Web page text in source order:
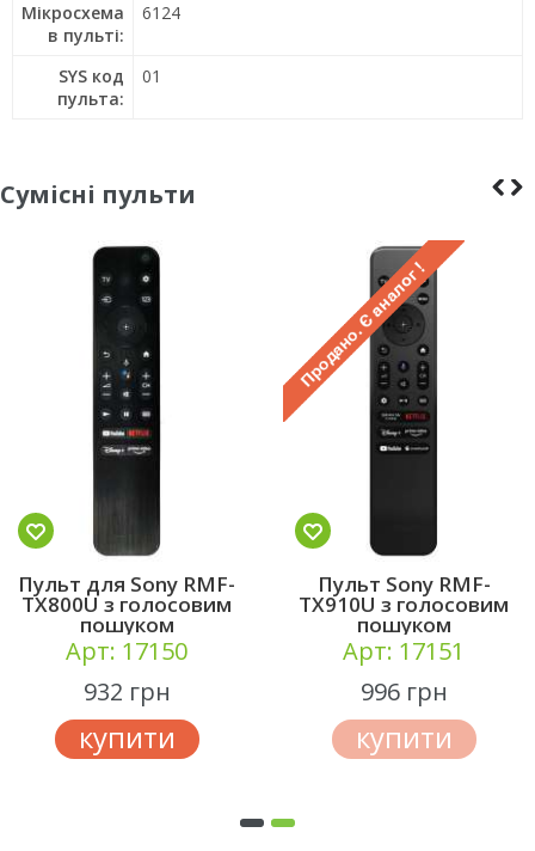
Мікросхема
в пульті:
6124
SYS код
пульта:
01
Сумісні пульти
Пульт для Sony RMF-
TX800U з голосовим
пошуком
Арт: 17150
932 грн
купити
Пульт Sony RMF-
TX910U з голосовим
пошуком
Арт: 17151
996 грн
купити